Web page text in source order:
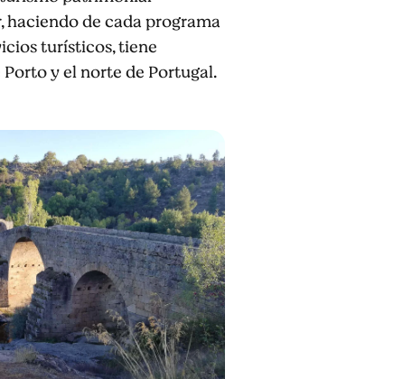
haciendo de cada programa
turísticos, tiene
y el norte de Portugal.